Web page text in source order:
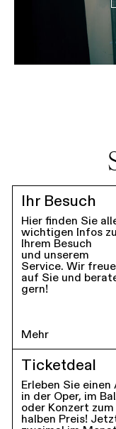
Ihr Besuch
Hier finden Sie
wichtigen Infos zu
Ihrem Besuch
und unserem
Service. Wir
auf Sie und
gern!
Mehr
Ticketdeal
Erleben Sie einen
in der Oper, im
oder Konzert zum
halben Preis!